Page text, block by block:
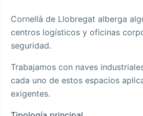
Cornellà de Llobregat alberga
centros logísticos y oficinas
seguridad.
Trabajamos con naves
cada uno de estos espacios
exigentes.